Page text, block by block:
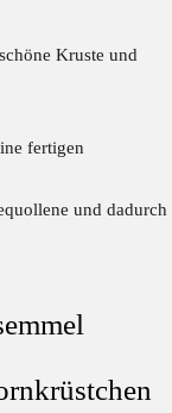
Kruste und
fertigen
und dadurch